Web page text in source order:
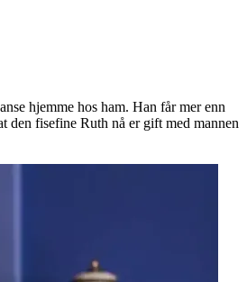
hjemme hos ham. Han får mer enn
den fisefine Ruth nå er gift med mannen